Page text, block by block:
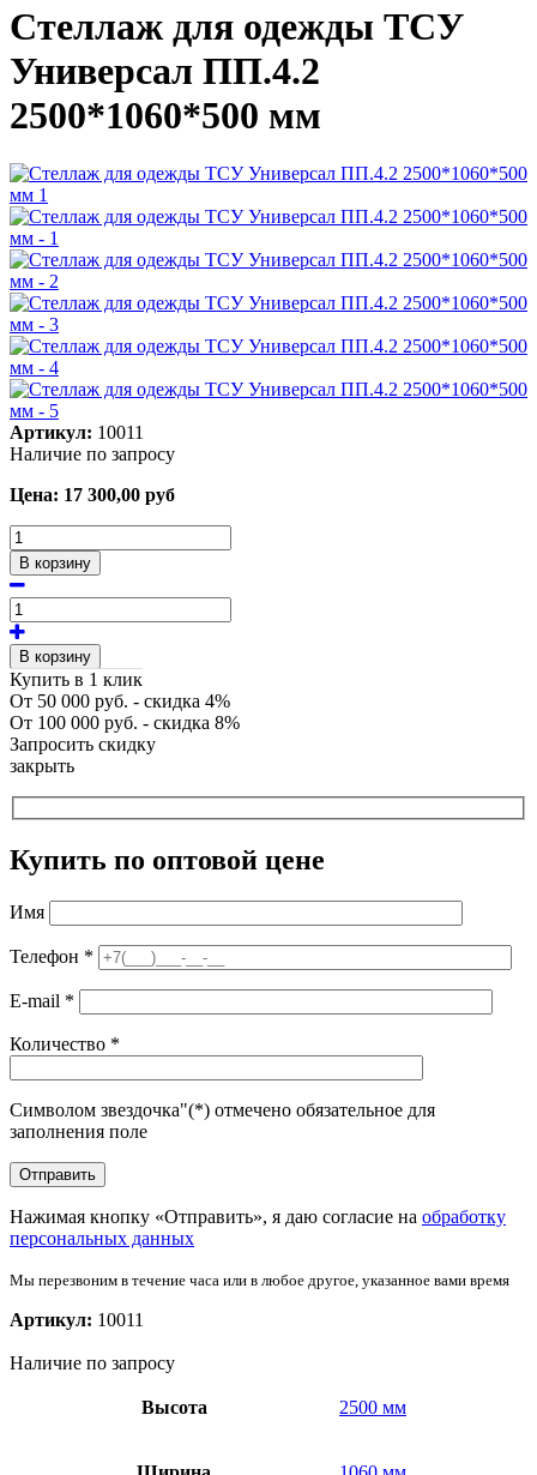
Стеллаж для одежды ТСУ
Универсал ПП.4.2
2500*1060*500 мм
Артикул: 10011
Наличие по запросу
Цена: 17 300,00 руб
В корзину
В корзину
Купить в 1 клик
От 50 000 руб. - скидка 4%
От 100 000 руб. - скидка 8%
Запросить скидку
закрыть
Купить по оптовой цене
Имя
Телефон *
E-mail *
Количество *
Символом звездочка"(*) отмечено обязательное для
заполнения поле
Нажимая кнопку «Отправить», я даю согласие на обработку
персональных данных
Мы перезвоним в течение часа или в любое другое, указанное вами время
Артикул: 10011
Наличие по запросу
Высота 2500 мм